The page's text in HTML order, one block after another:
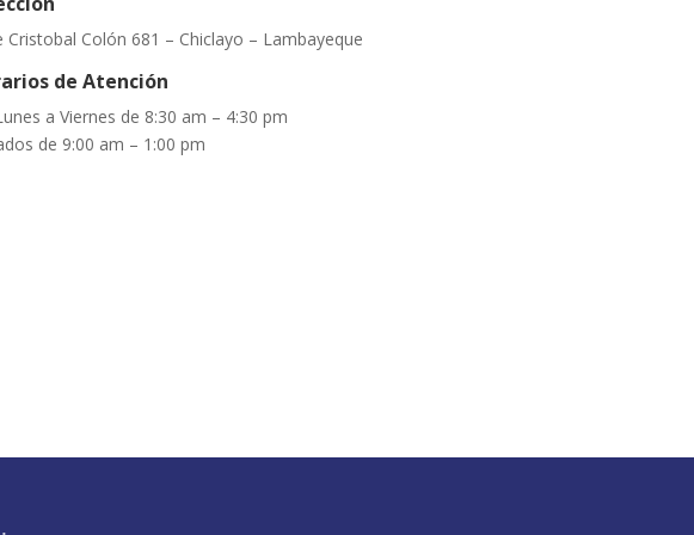
Cristobal Colón 681 – Chiclayo – Lambayeque
de Atención
a Viernes de 8:30 am – 4:30 pm
de 9:00 am – 1:00 pm